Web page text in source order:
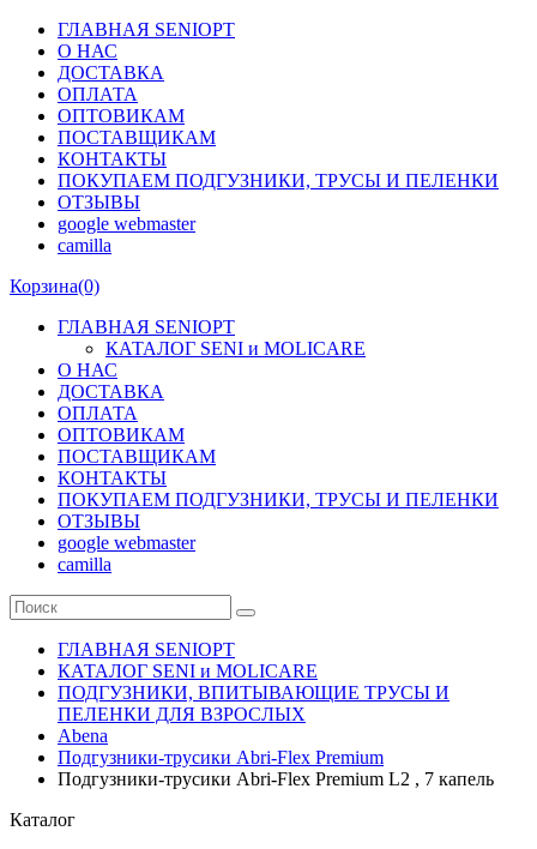
ГЛАВНАЯ SENIOPT
О НАС
ДОСТАВКА
ОПЛАТА
ОПТОВИКАМ
ПОСТАВЩИКАМ
КОНТАКТЫ
ПОКУПАЕМ ПОДГУЗНИКИ, ТРУСЫ И ПЕЛЕНКИ
ОТЗЫВЫ
google webmaster
camilla
Корзина(0)
ГЛАВНАЯ SENIOPT
КАТАЛОГ SENI и MOLICARE
О НАС
ДОСТАВКА
ОПЛАТА
ОПТОВИКАМ
ПОСТАВЩИКАМ
КОНТАКТЫ
ПОКУПАЕМ ПОДГУЗНИКИ, ТРУСЫ И ПЕЛЕНКИ
ОТЗЫВЫ
google webmaster
camilla
ГЛАВНАЯ SENIOPT
КАТАЛОГ SENI и MOLICARE
ПОДГУЗНИКИ, ВПИТЫВАЮЩИЕ ТРУСЫ И
ПЕЛЕНКИ ДЛЯ ВЗРОСЛЫХ
Abena
Подгузники-трусики Abri-Flex Premium
Подгузники-трусики Abri-Flex Premium L2 , 7 капель
Каталог